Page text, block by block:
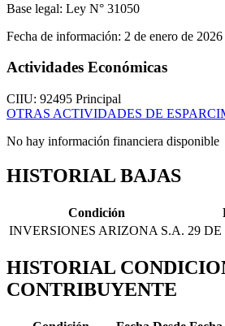
Base legal: Ley N° 31050
Fecha de información: 2 de enero de 2026
Actividades Económicas
CIIU: 92495 Principal
OTRAS ACTIVIDADES DE
No hay información financiera disponible
HISTORIAL BAJAS
Condición
INVERSIONES ARIZONA S.A. 29
HISTORIAL
CONTRIBUYENTE